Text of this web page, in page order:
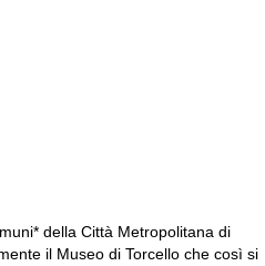
della Città Metropolitana di
il Museo di Torcello che così si